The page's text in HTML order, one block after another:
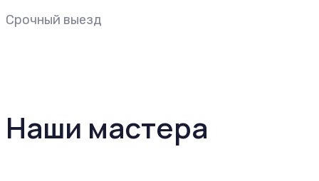
Срочный выезд
Наши мастера